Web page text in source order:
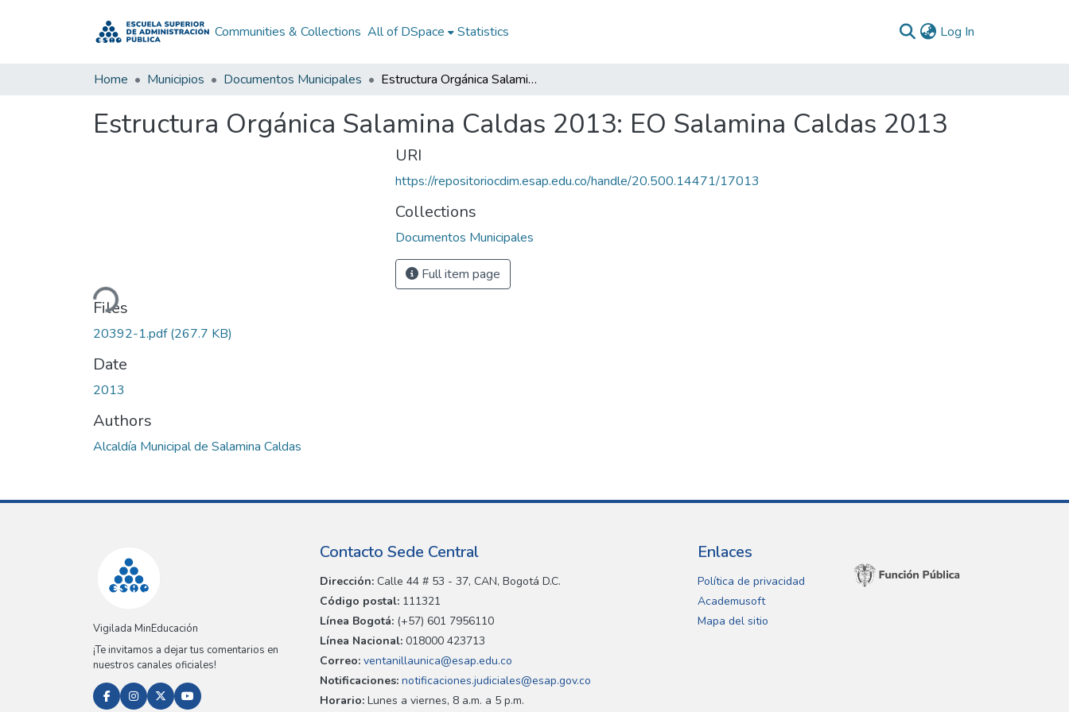
Communities & Collections All of DSpace Statistics Log In
Home Municipios Documentos Municipales Estructura Orgánica Salamina Caldas 2013: EO Salamina Caldas 2013
Estructura Orgánica Salamina Caldas 2013: EO Salamina Caldas 2013
Loading...
Files
20392-1.pdf(267.7 KB)
Date
2013
Authors
Alcaldía Municipal de Salamina Caldas
URI
https://repositoriocdim.esap.edu.co/handle/20.500.14471/17013
Collections
Documentos Municipales
Full item page
Vigilada MinEducación
¡Te invitamos a dejar tus comentarios en
nuestros canales oficiales!
Contacto Sede Central
Dirección: Calle 44 # 53 - 37, CAN, Bogotá D.C.
Código postal: 111321
Línea Bogotá: (+57) 601 7956110
Línea Nacional: 018000 423713
Correo: ventanillaunica@esap.edu.co
Notificaciones: notificaciones.judiciales@esap.gov.co
Horario: Lunes a viernes, 8 a.m. a 5 p.m.
Enlaces
Política de privacidad
Academusoft
Mapa del sitio